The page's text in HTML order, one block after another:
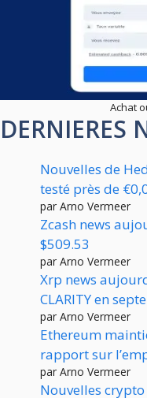
Achat
DERNIERES
Nouvelles de
testé près de
par Arno Vermeer
Zcash news
$509.53
par Arno Vermeer
Xrp news
CLARITY en
par Arno Vermeer
Ethereum
rapport sur
par Arno Vermeer
Nouvelles